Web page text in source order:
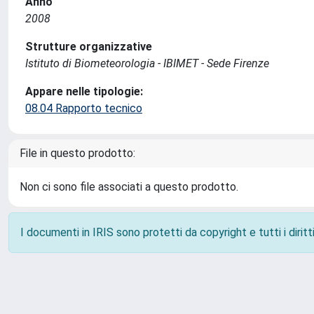
2008
Strutture organizzative
Istituto di Biometeorologia - IBIMET - Sede Firenze
Appare nelle tipologie:
08.04 Rapporto tecnico
File in questo prodotto:
Non ci sono file associati a questo prodotto.
I documenti in IRIS sono protetti da copyright e tutti i